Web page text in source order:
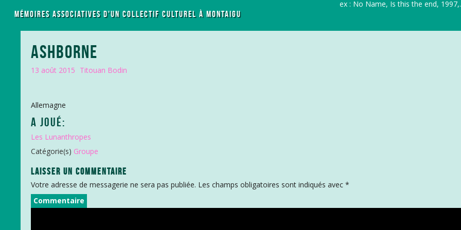
MÉMOIRES ASSOCIATIVES D'UN COLLECTIF CULTUREL À MONTAIGU
r
ex : No Name, Is this the end,
ASHBORNE
13 août 2015 Titouan Bodin
Allemagne
A JOUÉ:
Les Lunanthropes
Catégorie(s) Groupe
LAISSER UN COMMENTAIRE
Votre adresse de messagerie ne sera pas publiée. Les champs obligatoires sont indiqués avec *
Commentaire